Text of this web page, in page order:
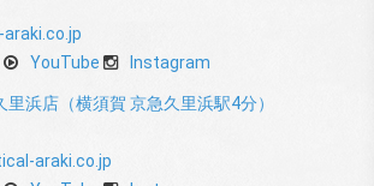
YouTube Instagram
里浜店（横須賀 京急久里浜駅4分）
araki.co.jp